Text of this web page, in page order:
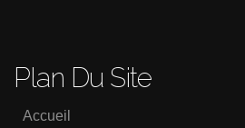
Plan Du Site
Accueil